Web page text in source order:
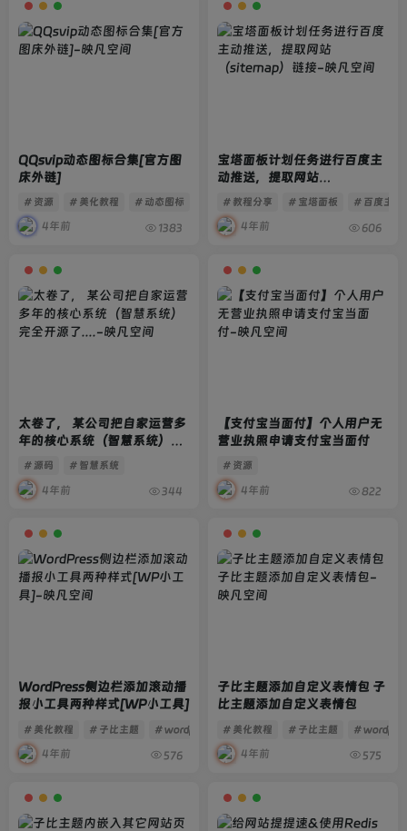
QQsvip动态图标合集[官方图
床外链]
# 资源 # 美化教程 # 动态图标
4年前 1383
宝塔面板计划任务进行百度主
动推送，提取网站
（sitemap）链接
# 教程分享 # 宝塔面板 # 百度主动
4年前 606
太卷了， 某公司把自家运营多
年的核心系统（智慧系统）完
全开源了….
# 源码 # 智慧系统
4年前 344
【支付宝当面付】个人用户无
营业执照申请支付宝当面付
# 资源
4年前 822
WordPress侧边栏添加滚动播
报小工具两种样式[WP小工具]
# 美化教程 # 子比主题 # wordpress
4年前 576
子比主题添加自定义表情包 子
比主题添加自定义表情包
# 美化教程 # 子比主题 #
4年前 575